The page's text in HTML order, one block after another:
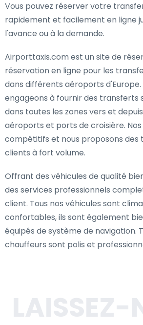
Vous pouvez réserver votre
rapidement et facilement en ligne
l'avance ou à la demande.
Airporttaxis.com est un site de
réservation en ligne pour les
dans différents aéroports d'Europe.
engageons à fournir des transferts
dans toutes les zones vers et
aéroports et ports de croisière.
compétitifs et nous proposons des
clients à fort volume.
Offrant des véhicules de qualité
des services professionnels
client. Tous nos véhicules sont
confortables, ils sont également
équipés de système de navigation.
chauffeurs sont polis et